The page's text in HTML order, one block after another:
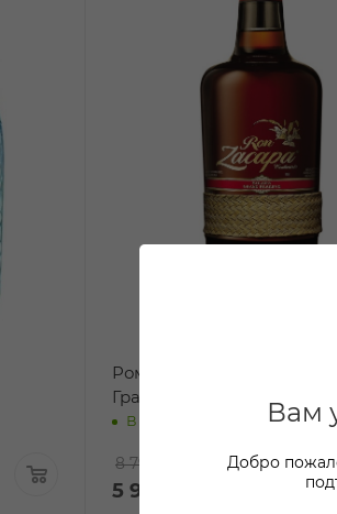
Вам
Добро
Ром Закапа Сэнтэнарио
Гран Резерва 23 года 0,75л
В наличии:
8 799 ₽
5 999.99